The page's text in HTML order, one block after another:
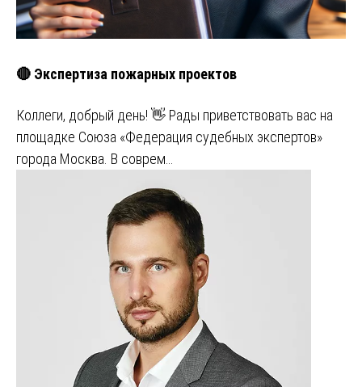
🔴 Экспертиза пожарных проектов
Коллеги, добрый день! 👋 Рады приветствовать вас на
площадке Союза «Федерация судебных экспертов»
города Москва. В соврем…